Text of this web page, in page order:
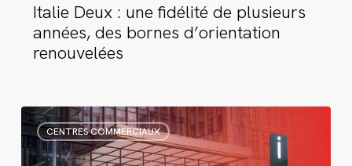
d’orientation
renouvelées
Italie Deux : une fidélité de plusieurs
années, des bornes d’orientation
renouvelées
CENTRES COMMERCIAUX
Gallerian
:
un